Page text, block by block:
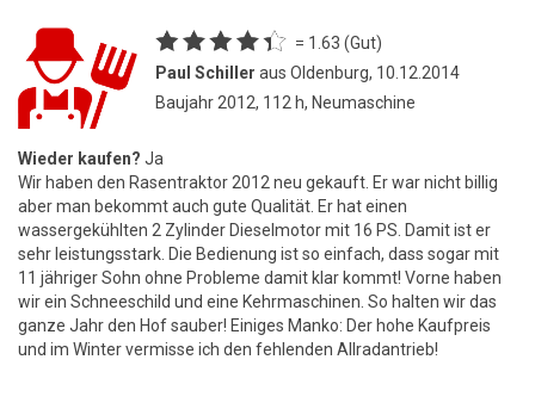
= 1.63 (Gut)
Paul Schiller aus Oldenburg, 10.12.2014
Baujahr 2012, 112 h, Neumaschine
Wieder kaufen? Ja
Wir haben den Rasentraktor 2012 neu gekauft. Er war nicht billig
aber man bekommt auch gute Qualität. Er hat einen
wassergekühlten 2 Zylinder Dieselmotor mit 16 PS. Damit ist er
sehr leistungsstark. Die Bedienung ist so einfach, dass sogar mit
11 jähriger Sohn ohne Probleme damit klar kommt! Vorne haben
wir ein Schneeschild und eine Kehrmaschinen. So halten wir das
ganze Jahr den Hof sauber! Einiges Manko: Der hohe Kaufpreis
und im Winter vermisse ich den fehlenden Allradantrieb!